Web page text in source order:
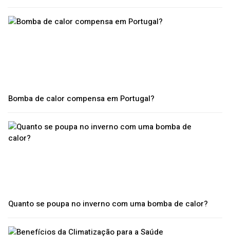
Bomba de calor compensa em Portugal?
Quanto se poupa no inverno com uma bomba de calor?